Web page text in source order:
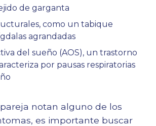
de garganta
como un tabique
agrandadas
del sueño (AOS), un trastorno
por pausas respiratorias
notan alguno de los
es importante buscar